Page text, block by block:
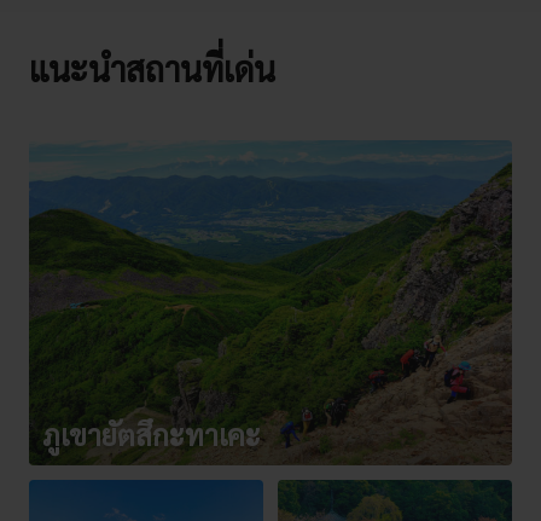
แนะนำสถานที่เด่น
ภูเขายัตสึกะทาเคะ